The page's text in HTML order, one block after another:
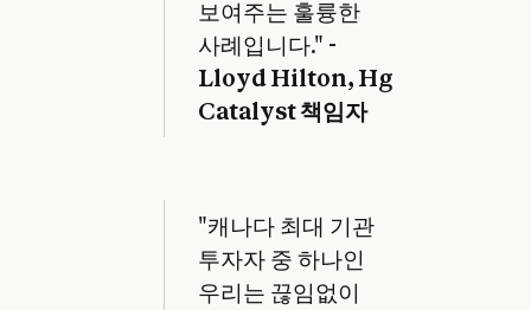
보여주는 훌륭한
사례입니다." -
Lloyd Hilton, Hg
Catalyst 책임자
"캐나다 최대 기관
투자자 중 하나인
우리는 끊임없이